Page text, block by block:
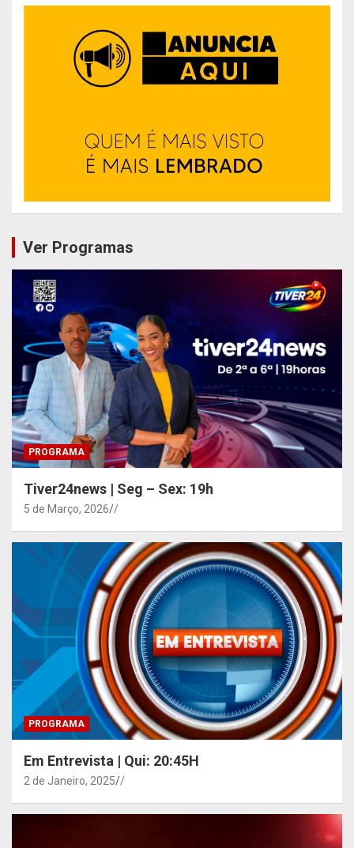
Ver Programas
PROGRAMA
Tiver24news | Seg – Sex: 19h
5 de Março, 2026 /
PROGRAMA
Em Entrevista | Qui: 20:45H
2 de Janeiro, 2025 /